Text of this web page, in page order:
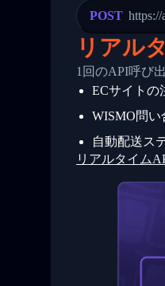
24
25
26
27
28
29
31
32
33
34
        ]
      }
    ]
  }
}
POST https://
リアル
1回のAPI呼び
ECサイトの
WISMO問
自動配送ス
リアルタイム